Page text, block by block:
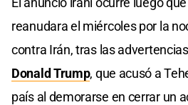
reanudara el miércoles por la
contra Irán, tras las
Donald Trump, que acusó a
país al demorarse en cerrar un